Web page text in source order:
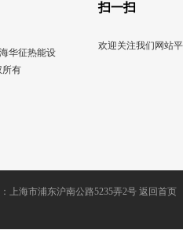
华征热能设
所有
扫一扫
欢迎关注我们网站
上海市浦东沪南公路5235弄2号 返回首页